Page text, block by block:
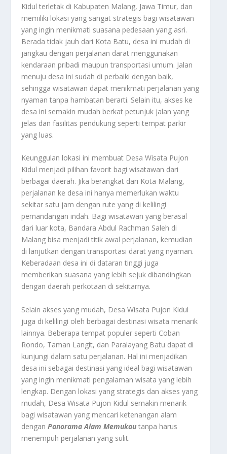
Kidul terletak di Kabupaten Malang, Jawa Timur, dan
memiliki lokasi yang sangat strategis bagi wisatawan
yang ingin menikmati suasana pedesaan yang asri.
Berada tidak jauh dari Kota Batu, desa ini mudah di
jangkau dengan perjalanan darat menggunakan
kendaraan pribadi maupun transportasi umum. Jalan
menuju desa ini sudah di perbaiki dengan baik,
sehingga wisatawan dapat menikmati perjalanan yang
nyaman tanpa hambatan berarti. Selain itu, akses ke
desa ini semakin mudah berkat petunjuk jalan yang
jelas dan fasilitas pendukung seperti tempat parkir
yang luas.
Keunggulan lokasi ini membuat Desa Wisata Pujon
Kidul menjadi pilihan favorit bagi wisatawan dari
berbagai daerah. Jika berangkat dari Kota Malang,
perjalanan ke desa ini hanya memerlukan waktu
sekitar satu jam dengan rute yang di kelilingi
pemandangan indah. Bagi wisatawan yang berasal
dari luar kota, Bandara Abdul Rachman Saleh di
Malang bisa menjadi titik awal perjalanan, kemudian
di lanjutkan dengan transportasi darat yang nyaman.
Keberadaan desa ini di dataran tinggi juga
memberikan suasana yang lebih sejuk dibandingkan
dengan daerah perkotaan di sekitarnya.
Selain akses yang mudah, Desa Wisata Pujon Kidul
juga di kelilingi oleh berbagai destinasi wisata menarik
lainnya. Beberapa tempat populer seperti Coban
Rondo, Taman Langit, dan Paralayang Batu dapat di
kunjungi dalam satu perjalanan. Hal ini menjadikan
desa ini sebagai destinasi yang ideal bagi wisatawan
yang ingin menikmati pengalaman wisata yang lebih
lengkap. Dengan lokasi yang strategis dan akses yang
mudah, Desa Wisata Pujon Kidul semakin menarik
bagi wisatawan yang mencari ketenangan alam
denganPanorama Alam Memukau tanpa harus
menempuh perjalanan yang sulit.